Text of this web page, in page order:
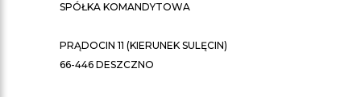
SPÓŁKA KOMANDYTOWA
PRĄDOCIN 11 (KIERUNEK SULĘCIN)
66-446 DESZCZNO